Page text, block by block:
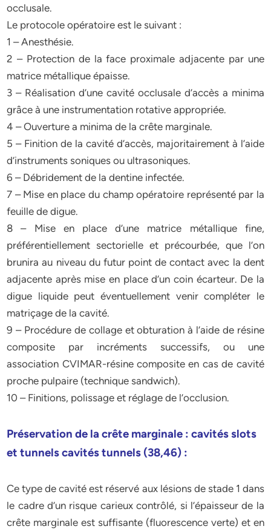
occlusale.
Le protocole opératoire est le suivant :
1 – Anesthésie.
2 – Protection de la face proximale adjacente par une
matrice métallique épaisse.
3 – Réalisation d’une cavité occlusale d’accès a minima
grâce à une instrumentation rotative appropriée.
4 – Ouverture a minima de la crête marginale.
5 – Finition de la cavité d’accès, majoritairement à l’aide
d’instruments soniques ou ultrasoniques.
6 – Débridement de la dentine infectée.
7 – Mise en place du champ opératoire représenté par la
feuille de digue.
8 – Mise en place d’une matrice métallique fine,
préférentiellement sectorielle et précourbée, que l’on
brunira au niveau du futur point de contact avec la dent
adjacente après mise en place d’un coin écarteur. De la
digue liquide peut éventuellement venir compléter le
matriçage de la cavité.
9 – Procédure de collage et obturation à l’aide de résine
composite par incréments successifs, ou une
association CVIMAR-résine composite en cas de cavité
proche pulpaire (technique sandwich).
10 – Finitions, polissage et réglage de l’occlusion.
Préservation de la crête marginale : cavités slots
et tunnels cavités tunnels (38,46) :
Ce type de cavité est réservé aux lésions de stade 1 dans
le cadre d’un risque carieux contrôlé, si l’épaisseur de la
crête marginale est suffisante (fluorescence verte) et en